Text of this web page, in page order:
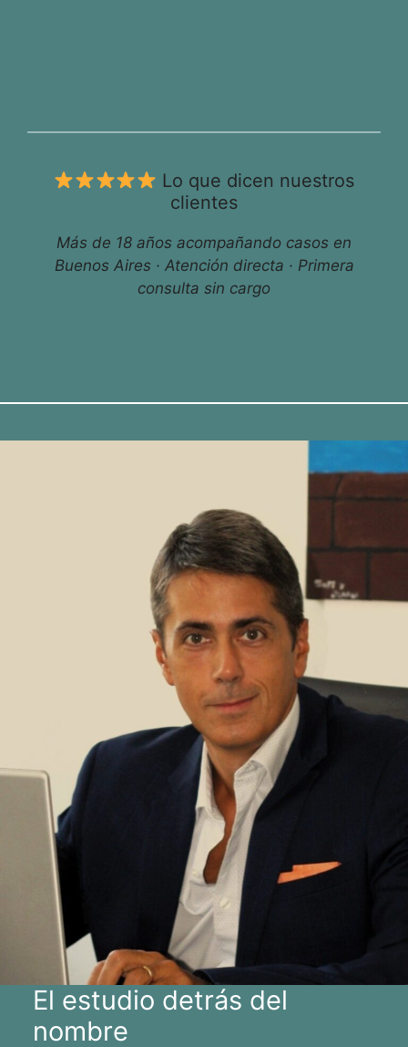
Lo que dicen nuestros
clientes
Más de 18 años acompañando casos en
Buenos Aires · Atención directa · Primera
consulta sin cargo
El estudio detrás del
nombre